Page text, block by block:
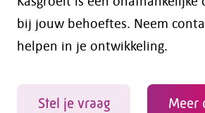
bij jouw behoeftes. Neem
helpen in je ontwikkeling.
Stel je vraag Meer